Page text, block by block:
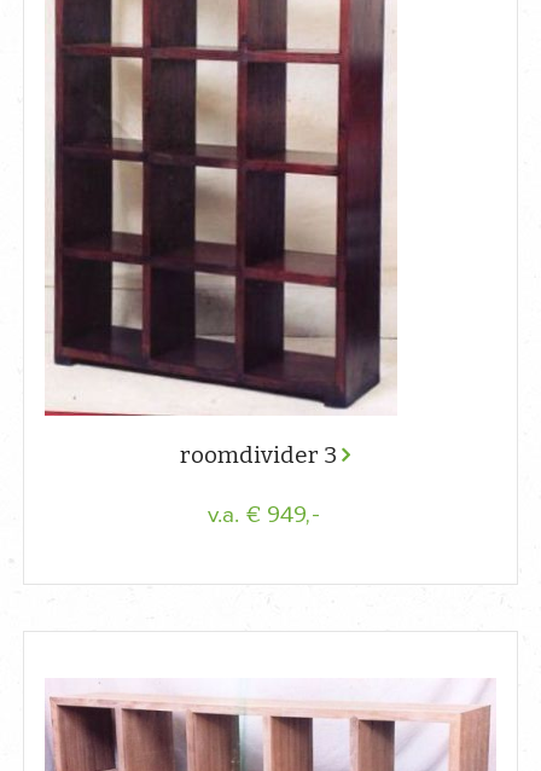
roomdivider 3
v.a. € 949,-